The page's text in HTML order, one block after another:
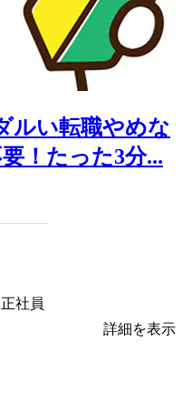
ルい転職やめな
！たった3分...
社員
詳細を表示